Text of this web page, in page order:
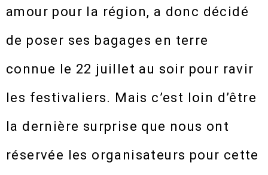
amour pour la région, a donc décidé
de poser ses bagages en terre
connue le 22 juillet au soir pour ravir
les festivaliers. Mais c’est loin d’être
la dernière surprise que nous ont
réservée les organisateurs pour cette